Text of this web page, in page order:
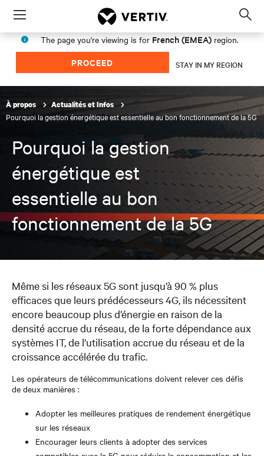
Menu
The page you're viewing is for French (EMEA) region.
PROCEED STAY IN MY REGION
À propos Actualités et Infos
Pourquoi la gestion énergétique est essentielle au bon fonctionnement de la 5G
Pourquoi la gestion
énergétique est
essentielle au bon
fonctionnement de la 5G
Même si les réseaux 5G sont jusqu’à 90 % plus
efficaces que leurs prédécesseurs 4G, ils nécessitent
encore beaucoup plus d’énergie en raison de la
densité accrue du réseau, de la forte dépendance aux
systèmes IT, de l’utilisation accrue du réseau et de la
croissance accélérée du trafic.
Les opérateurs de télécommunications doivent relever ces défis
de deux manières :
Adopter les meilleures pratiques de rendement énergétique
sur les réseaux
Encourager leurs clients à adopter des services